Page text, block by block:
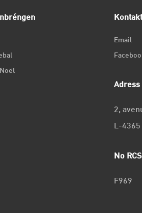
Email
Adress
2,
L-
No
F969